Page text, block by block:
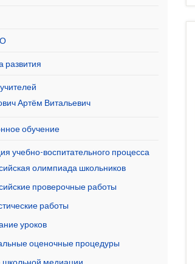
развития
Артём Витальевич
обучение
учебно-воспитательного процесса
олимпиада школьников
проверочные работы
работы
уроков
оценочные процедуры
медиации